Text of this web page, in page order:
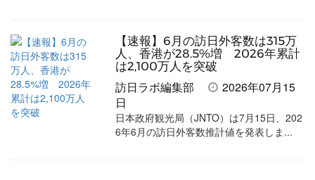
【速報】6月の訪日外客数は315万
人、香港が28.5%増 2026年累計
は2,100万人を突破
訪日ラボ編集部
2026年07月15
日
日本政府観光局（JNTO）は7月15日、202
6年6月の訪日外客数推計値を発表しま...